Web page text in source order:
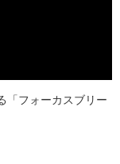
「フォーカスブリー